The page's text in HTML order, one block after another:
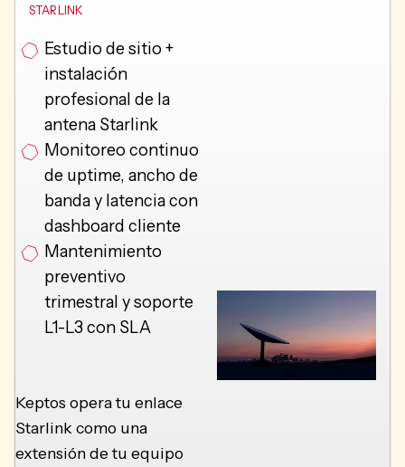
STARLINK
Estudio de sitio +
instalación
profesional de la
antena Starlink
Monitoreo continuo
de uptime, ancho de
banda y latencia con
dashboard cliente
Mantenimiento
preventivo
trimestral y soporte
L1-L3 con SLA
Keptos opera tu enlace
Starlink como una
extensión de tu equipo